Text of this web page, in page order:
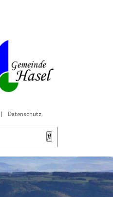
| Datenschutz
Gemeinderat